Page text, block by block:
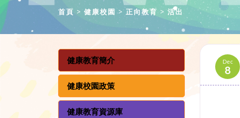
首頁 健康校園 正向教育 活出
健康教育簡介
健康校園政策
健康教育資源庫
Dec
8